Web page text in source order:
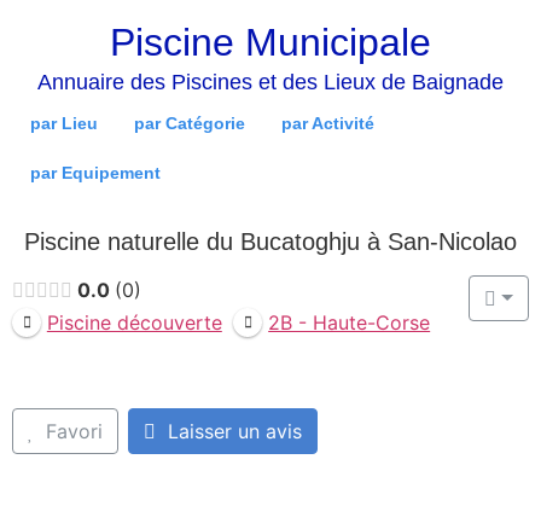
Piscine Municipale
Annuaire des Piscines et des Lieux de Baignade
par Lieu par Catégorie par Activité
par Equipement
Piscine naturelle du Bucatoghju à San-Nicolao
0.0 0
Piscine découverte
2B - Haute-Corse
Favori Laisser un avis